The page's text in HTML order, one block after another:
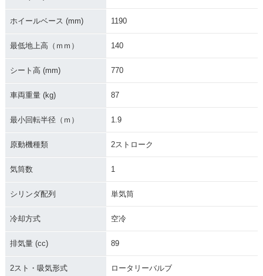
ホイールベース (mm) 1190
最低地上高（ｍｍ） 140
シート高 (mm) 770
車両重量 (kg) 87
最小回転半径（ｍ） 1.9
原動機種類 2ストローク
気筒数 1
シリンダ配列 単気筒
冷却方式 空冷
排気量 (cc) 89
2スト・吸気形式 ロータリーバルブ